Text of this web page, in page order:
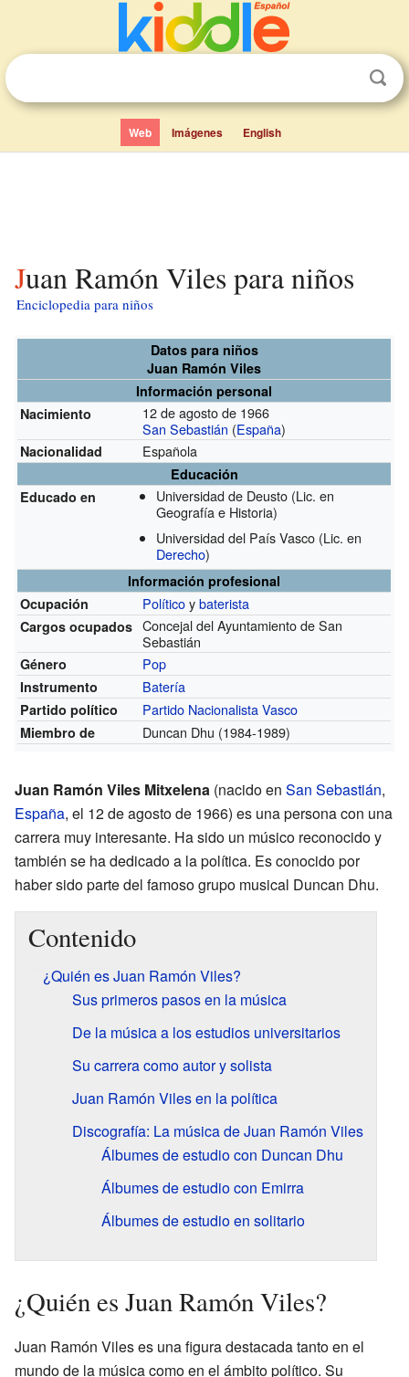
Web Imágenes English
Juan Ramón Viles para niños
Enciclopedia para niños
Datos para niños
Juan Ramón Viles
Información personal
Nacimiento
12 de agosto de 1966
San Sebastián (España)
Nacionalidad Española
Educación
Educado en
Universidad de Deusto (Lic. en
Geografía e Historia)
Universidad del País Vasco (Lic. en
Derecho)
Información profesional
Ocupación
Políticoybaterista
Cargos ocupados Concejal del Ayuntamiento de San
Sebastián
Género Pop
Instrumento Batería
Partido político Partido Nacionalista Vasco
Miembro de Duncan Dhu (1984-1989)
Juan Ramón Viles Mitxelena (nacido en San Sebastián,
España, el 12 de agosto de 1966) es una persona con una
carrera muy interesante. Ha sido un músico reconocido y
también se ha dedicado a la política. Es conocido por
haber sido parte del famoso grupo musical Duncan Dhu.
Contenido
¿Quién es Juan Ramón Viles?
Sus primeros pasos en la música
De la música a los estudios universitarios
Su carrera como autor y solista
Juan Ramón Viles en la política
Discografía: La música de Juan Ramón Viles
Álbumes de estudio con Duncan Dhu
Álbumes de estudio con Emirra
Álbumes de estudio en solitario
¿Quién es Juan Ramón Viles?
Juan Ramón Viles es una figura destacada tanto en el
mundo de la música como en el ámbito político. Su